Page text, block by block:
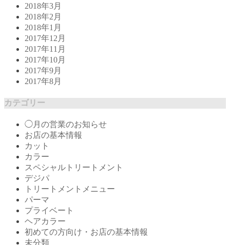
2018年3月
2018年2月
2018年1月
2017年12月
2017年11月
2017年10月
2017年9月
2017年8月
カテゴリー
◯月の営業のお知らせ
お店の基本情報
カット
カラー
スペシャルトリートメント
デジパ
トリートメントメニュー
パーマ
プライベート
ヘアカラー
初めての方向け・お店の基本情報
未分類